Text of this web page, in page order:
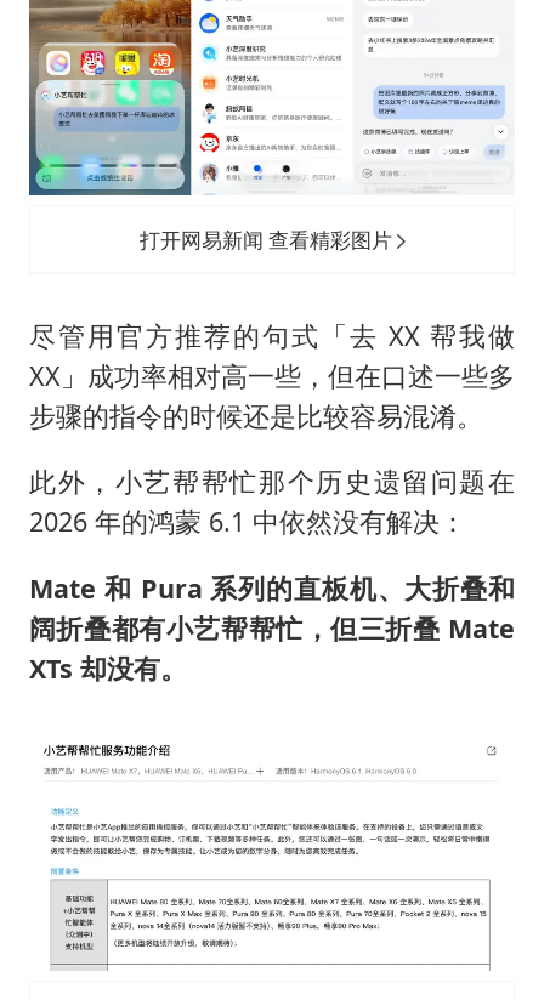
打开网易新闻 查看精彩图片
尽管用官方推荐的句式「去 XX 帮我做
XX」成功率相对高一些，但在口述一些多
步骤的指令的时候还是比较容易混淆。
此外，小艺帮帮忙那个历史遗留问题在
2026 年的鸿蒙 6.1 中依然没有解决：
Mate 和 Pura 系列的直板机、大折叠和
阔折叠都有小艺帮帮忙，但三折叠 Mate
XTs 却没有。